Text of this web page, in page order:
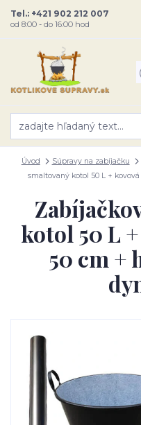
Tel.: +421 902 212 007
od 8:00 - do 16:00 hod
Úvod Súpravy na zabíjačku
smaltovaný kotol 50 L +
kotol 50 L
50 cm +